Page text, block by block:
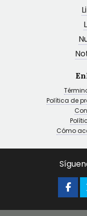
Política de
Cómo